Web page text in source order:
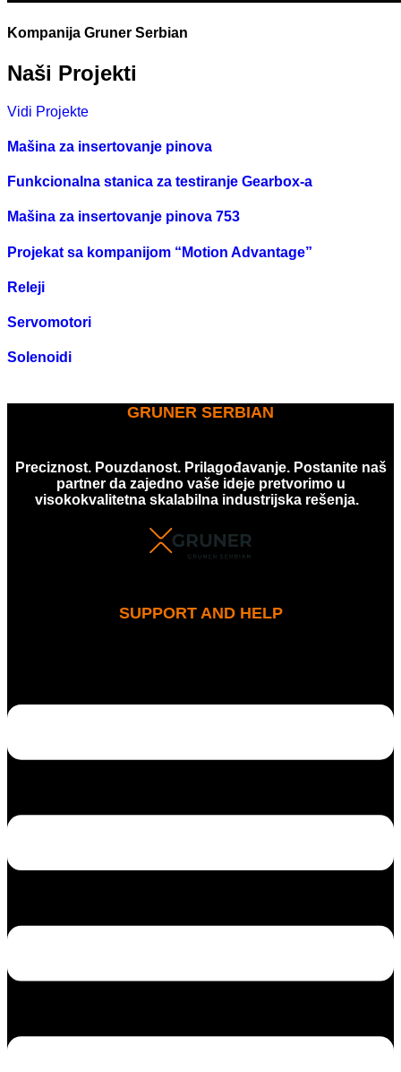
Kompanija Gruner Serbian
Naši Projekti
Vidi Projekte
Mašina za insertovanje pinova
Funkcionalna stanica za testiranje Gearbox-a
Mašina za insertovanje pinova 753
Projekat sa kompanijom “Motion Advantage”
Releji
Servomotori
Solenoidi
GRUNER SERBIAN
Preciznost. Pouzdanost. Prilagođavanje. Postanite naš
partner da zajedno vaše ideje pretvorimo u
visokokvalitetna skalabilna industrijska rešenja.
SUPPORT AND HELP